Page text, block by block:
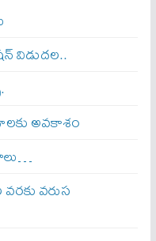
విడుదల..
అవకాశం
వరుస